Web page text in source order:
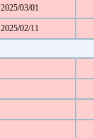
2025/03/01
2025/02/11